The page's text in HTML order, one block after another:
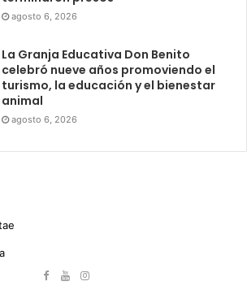
agosto 6, 2026
La Granja Educativa Don Benito
celebró nueve años promoviendo el
turismo, la educación y el bienestar
animal
agosto 6, 2026